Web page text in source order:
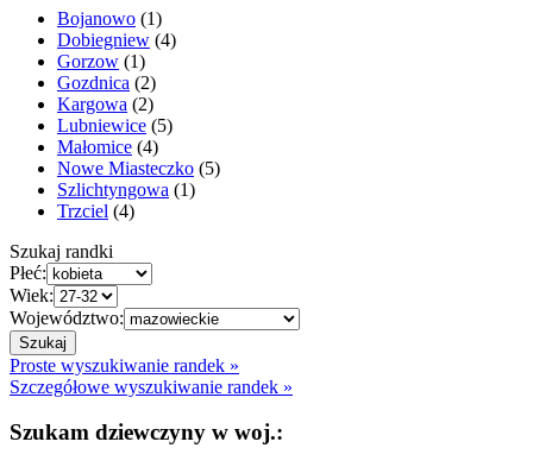
Bojanowo (1)
Dobiegniew (4)
Gorzow (1)
Gozdnica (2)
Kargowa (2)
Lubniewice (5)
Małomice (4)
Nowe Miasteczko (5)
Szlichtyngowa (1)
Trzciel (4)
Szukaj randki
Płeć:
Wiek:
Województwo:
Proste wyszukiwanie randek »
Szczegółowe wyszukiwanie randek »
Szukam dziewczyny w woj.: